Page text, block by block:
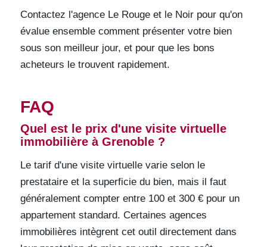
Contactez l'agence Le Rouge et le Noir pour qu'on
évalue ensemble comment présenter votre bien
sous son meilleur jour, et pour que les bons
acheteurs le trouvent rapidement.
FAQ
Quel est le prix d'une visite virtuelle
immobilière à Grenoble ?
Le tarif d'une visite virtuelle varie selon le
prestataire et la superficie du bien, mais il faut
généralement compter entre 100 et 300 € pour un
appartement standard. Certaines agences
immobilières intègrent cet outil directement dans